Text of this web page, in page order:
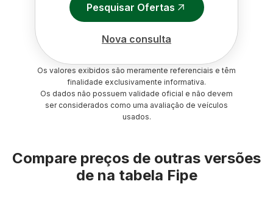
Pesquisar Ofertas
Nova consulta
Os valores exibidos são meramente referenciais e têm
finalidade exclusivamente informativa.
Os dados não possuem validade oficial e não devem
ser considerados como uma avaliação de veículos
usados.
Compare preços de outras versões
de na tabela Fipe